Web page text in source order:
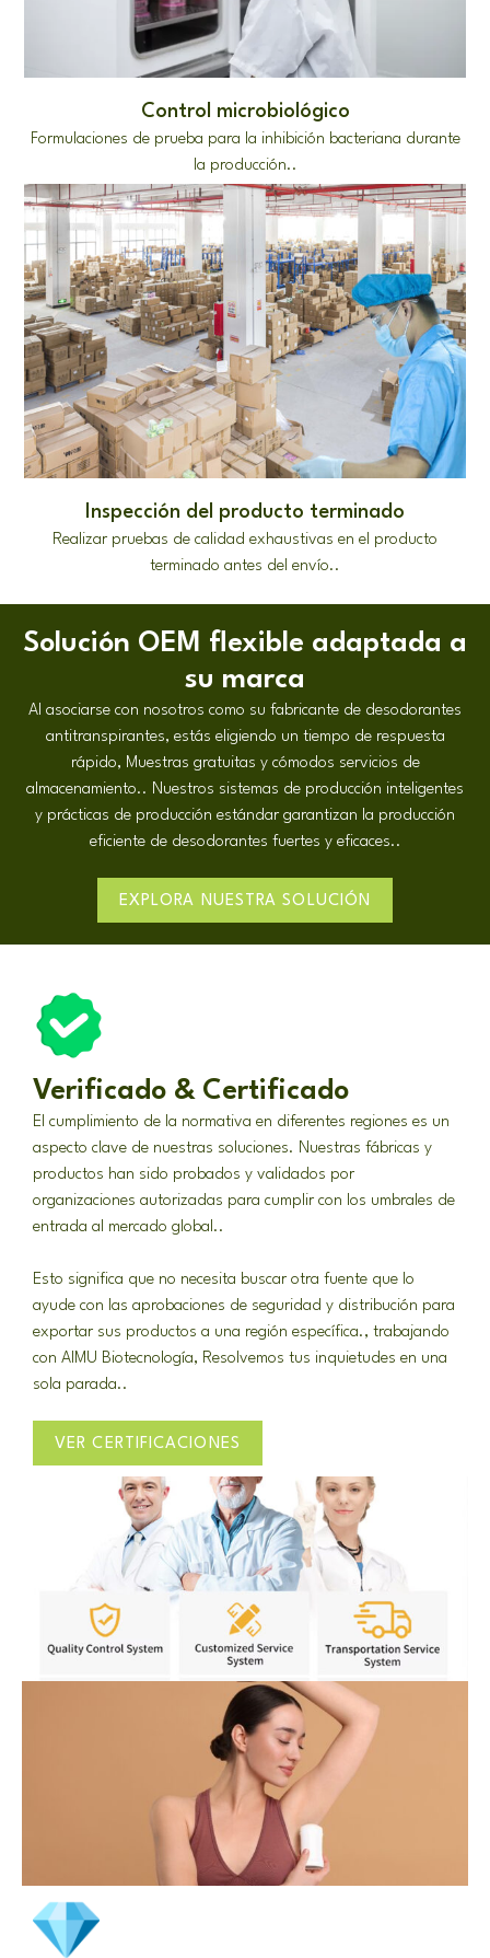
Control microbiológico
Formulaciones de prueba para la inhibición bacteriana durante
la producción..
Inspección del producto terminado
Realizar pruebas de calidad exhaustivas en el producto
terminado antes del envío..
Solución OEM flexible adaptada a
su marca
Al asociarse con nosotros como su fabricante de desodorantes
antitranspirantes, estás eligiendo un tiempo de respuesta
rápido, Muestras gratuitas y cómodos servicios de
almacenamiento.. Nuestros sistemas de producción inteligentes
y prácticas de producción estándar garantizan la producción
eficiente de desodorantes fuertes y eficaces..
EXPLORA NUESTRA SOLUCIÓN
Verificado & Certificado
El cumplimiento de la normativa en diferentes regiones es un
aspecto clave de nuestras soluciones. Nuestras fábricas y
productos han sido probados y validados por
organizaciones autorizadas para cumplir con los umbrales de
entrada al mercado global..
Esto significa que no necesita buscar otra fuente que lo
ayude con las aprobaciones de seguridad y distribución para
exportar sus productos a una región específica., trabajando
con AIMU Biotecnología, Resolvemos tus inquietudes en una
sola parada..
VER CERTIFICACIONES